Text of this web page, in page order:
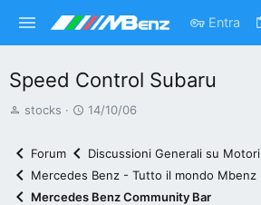
Entra
Speed Control Subaru
A
stocks
D
t
a
14/10/06
Forum
Discussioni Generali su Motori
Mercedes Benz - Tutto il mondo Mbenz
Mercedes Benz Community Bar